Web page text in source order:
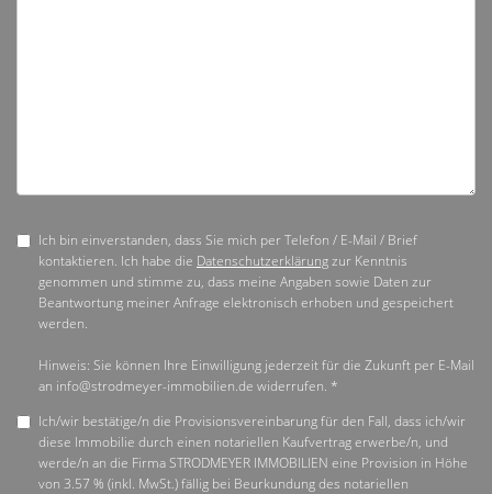
Ich bin einverstanden, dass Sie mich per Telefon / E-Mail / Brief
kontaktieren. Ich habe die Datenschutzerklärungzur Kenntnis
genommen und stimme zu, dass meine Angaben sowie Daten zur
Beantwortung meiner Anfrage elektronisch erhoben und gespeichert
werden.
Hinweis: Sie können Ihre Einwilligung jederzeit für die Zukunft per E-Mail
an info@strodmeyer-immobilien.de widerrufen. *
Ich/wir bestätige/n die Provisionsvereinbarung für den Fall, dass ich/wir
diese Immobilie durch einen notariellen Kaufvertrag erwerbe/n, und
werde/n an die Firma STRODMEYER IMMOBILIEN eine Provision in Höhe
von 3.57 % (inkl. MwSt.) fällig bei Beurkundung des notariellen